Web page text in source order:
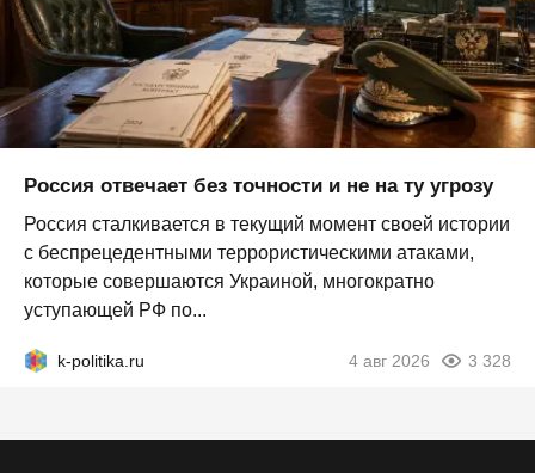
Россия отвечает без точности и не на ту угрозу
Россия сталкивается в текущий момент своей истории
с беспрецедентными террористическими атаками,
которые совершаются Украиной, многократно
уступающей РФ по...
k-politika.ru 4 авг 2026 3 328